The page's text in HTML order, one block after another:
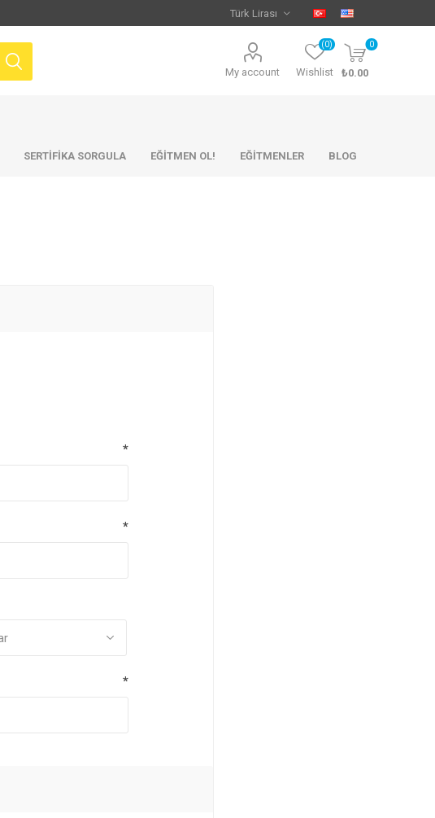
My account Wishlist
(0) 0
₺0.00
SERTİFİKA SORGULA EĞİTMEN OL! EĞİTMENLER BLOG
*
*
*